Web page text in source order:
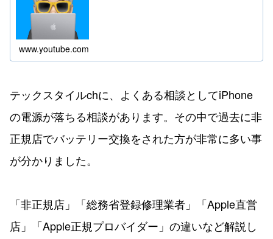
www.youtube.com
テックスタイルchに、よくある相談としてiPhone
の電源が落ちる相談があります。その中で過去に非
正規店でバッテリー交換をされた方が非常に多い事
が分かりました。
「非正規店」「総務省登録修理業者」「Apple直営
店」「Apple正規プロバイダー」の違いなど解説し